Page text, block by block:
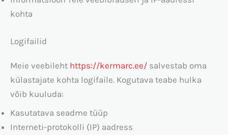
kohta
Logifailid
Meie veebileht https://kermarc.ee/ salvestab oma
külastajate kohta logifaile. Kogutava teabe hulka
võib kuuluda:
Kasutatava seadme tüüp
Interneti-protokolli (IP) aadress